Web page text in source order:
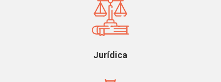
Jurídica